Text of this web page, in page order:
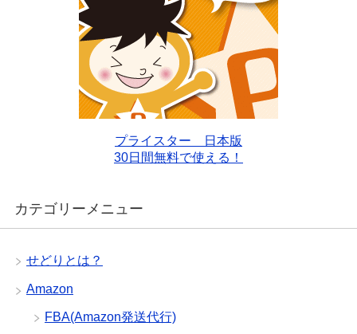
プライスター 日本版
30日間無料で使える！
カテゴリーメニュー
せどりとは？
Amazon
FBA(Amazon発送代行)